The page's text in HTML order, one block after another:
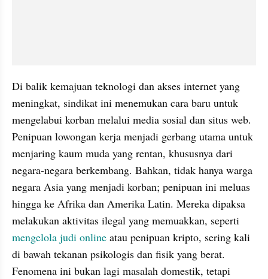
Di balik kemajuan teknologi dan akses internet yang
meningkat, sindikat ini menemukan cara baru untuk
mengelabui korban melalui media sosial dan situs web.
Penipuan lowongan kerja menjadi gerbang utama untuk
menjaring kaum muda yang rentan, khususnya dari
negara-negara berkembang. Bahkan, tidak hanya warga
negara Asia yang menjadi korban; penipuan ini meluas
hingga ke Afrika dan Amerika Latin. Mereka dipaksa
mengelola judi online atau penipuan kripto, sering kali
di bawah tekanan psikologis dan fisik yang berat.
Fenomena ini bukan lagi masalah domestik, tetapi